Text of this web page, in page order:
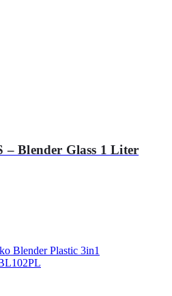
– Blender Glass 1 Liter